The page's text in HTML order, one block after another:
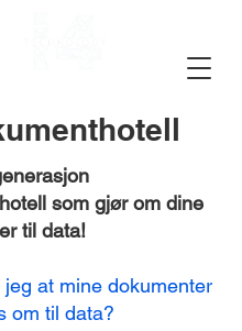
som gjør om dine
til data!
jeg at mine dokumenter
om til data?